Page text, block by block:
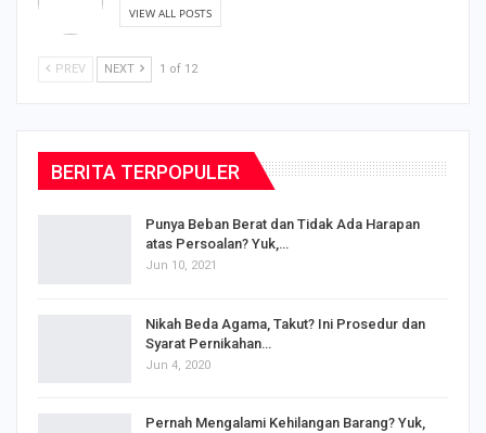
VIEW ALL POSTS
PREV NEXT 1 of 12
BERITA TERPOPULER
Punya Beban Berat dan Tidak Ada Harapan
atas Persoalan? Yuk,…
Jun 10, 2021
Nikah Beda Agama, Takut? Ini Prosedur dan
Syarat Pernikahan…
Jun 4, 2020
Pernah Mengalami Kehilangan Barang? Yuk,